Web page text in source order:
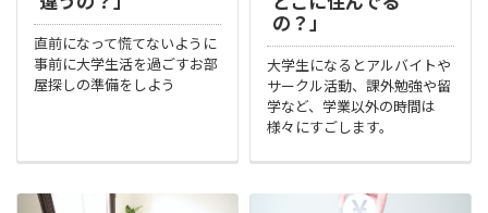
直前になって慌てないように
事前に大学生活を過ごすお部
屋探しの準備をしよう
の？」
大学生になるとアルバイトや
サークル活動、課外勉強や留
学など、学業以外の時間は
様々にすごします。